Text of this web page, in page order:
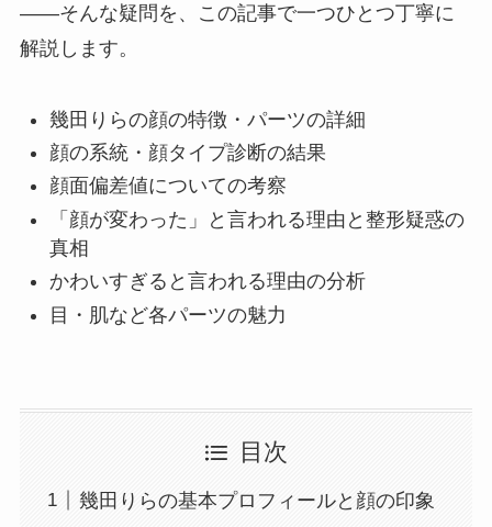
——そんな疑問を、この記事で一つひとつ丁寧に
解説します。
幾田りらの顔の特徴・パーツの詳細
顔の系統・顔タイプ診断の結果
顔面偏差値についての考察
「顔が変わった」と言われる理由と整形疑惑の
真相
かわいすぎると言われる理由の分析
目・肌など各パーツの魅力
目次
幾田りらの基本プロフィールと顔の印象